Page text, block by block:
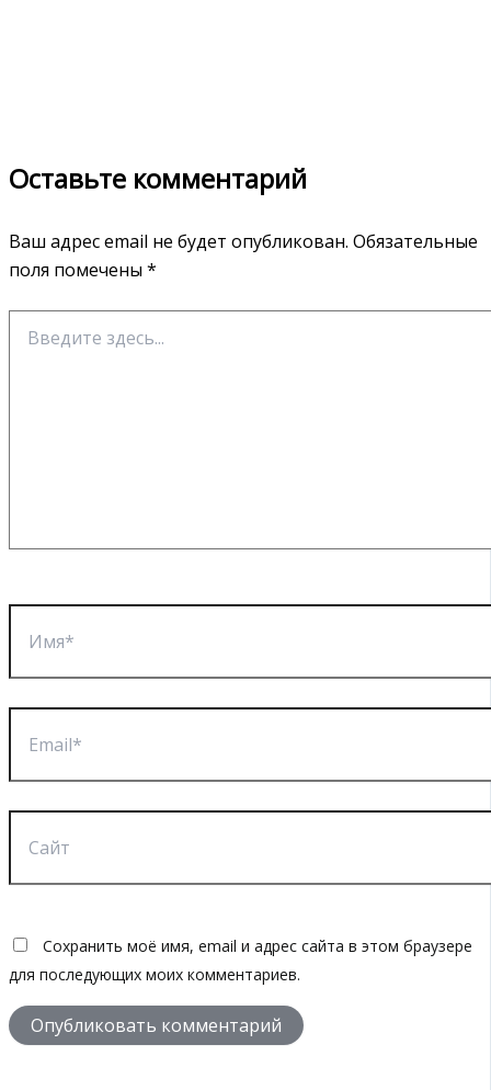
Оставьте комментарий
Ваш адрес email не будет опубликован. Обязательные
поля помечены *
здесь...
Сохранить моё имя, email и адрес сайта в этом браузере
для последующих моих комментариев.